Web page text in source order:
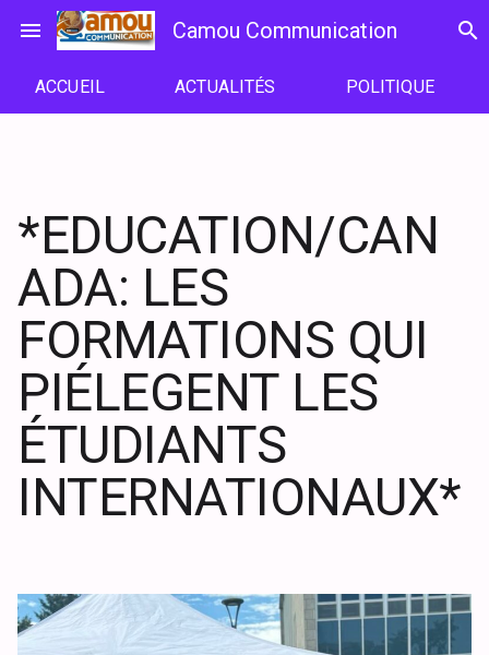
menu Camou Communication search
ACCUEIL ACTUALITÉS POLITIQUE
*EDUCATION/CAN
ADA: LES
FORMATIONS QUI
PIÉLEGENT LES
ÉTUDIANTS
INTERNATIONAUX*